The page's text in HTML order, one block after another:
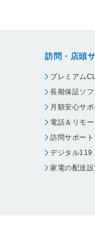
訪問・店頭
プレミアム
長期保証ソ
月額安心サポ
電話＆リモー
訪問サポート
デジタル119
家電の配送設